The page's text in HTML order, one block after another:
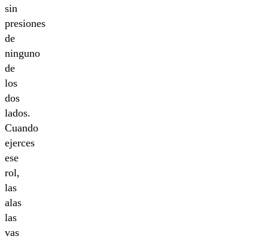
sin
presiones
de
ninguno
de
los
dos
lados.
Cuando
ejerces
ese
rol,
las
alas
las
vas